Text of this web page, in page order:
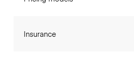
Insurance